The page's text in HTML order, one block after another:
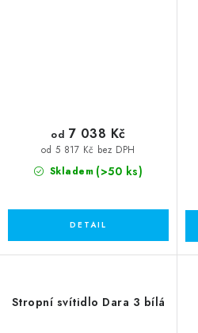
Skladem (>50 ks)
od 5 817 Kč bez DPH
od 7 038 Kč
Stropní svítidlo Dara 3 bílá